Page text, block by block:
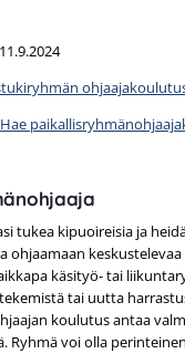
Hae
tukea kipuoireisia ja
ohjaamaan
käsityö- tai
tai uutta
koulutus antaa
Ryhmä voi olla